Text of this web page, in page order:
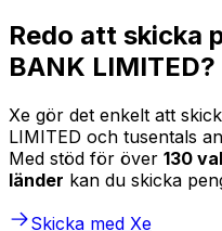
Redo att skicka
BANK LIMITED?
Xe gör det enkelt att
LIMITED och tusentals
Med stöd för över 130
länder kan du skicka
Skicka med Xe